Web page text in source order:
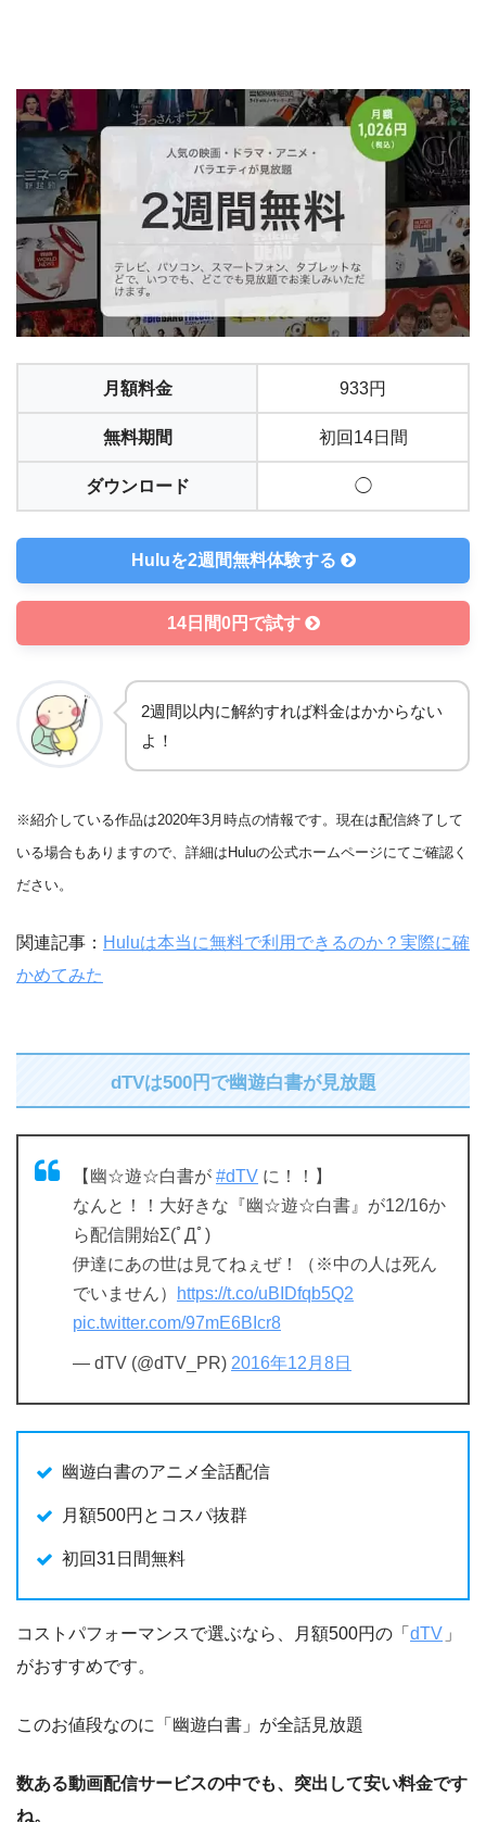
月額料金 933円
無料期間 初回14日間
ダウンロード ◯
Huluを2週間無料体験する
14日間0円で試す
2週間以内に解約すれば料金はかからない
よ！
※紹介している作品は2020年3月時点の情報です。現在は配信終了して
いる場合もありますので、詳細はHuluの公式ホームページにてご確認く
ださい。
関連記事： Huluは本当に無料で利用できるのか？実際に確
かめてみた
dTVは500円で幽遊白書が見放題
【幽☆遊☆白書が #dTV に！！】
なんと！！大好きな『幽☆遊☆白書』が12/16か
ら配信開始Σ(ﾟДﾟ)
伊達にあの世は見てねぇぜ！（※中の人は死ん
でいません）
https://t.co/uBIDfqb5Q2
pic.twitter.com/97mE6BIcr8
— dTV (@dTV_PR) 2016年12月8日
幽遊白書のアニメ全話配信
月額500円とコスパ抜群
初回31日間無料
コストパフォーマンスで選ぶなら、月額500円の「 dTV 」
がおすすめです。
このお値段なのに「幽遊白書」が全話見放題
数ある動画配信サービスの中でも、突出して安い料金です
ね。